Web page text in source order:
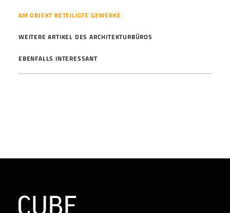
AM OBJEKT BETEILIGTE GEWERKE
WEITERE ARTIKEL DES ARCHITEKTURBÜROS
EBENFALLS INTERESSANT